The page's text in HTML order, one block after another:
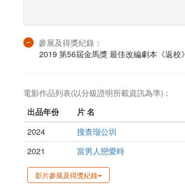
參展及得獎紀錄：
2019 第56屆金馬獎 最佳改編劇本《返校》
電影作品列表(以分級證明所載資訊為準)：
出品年份
片 名
2024
搜查瑠公圳
2021
當男人戀愛時
影片參展及得獎紀錄